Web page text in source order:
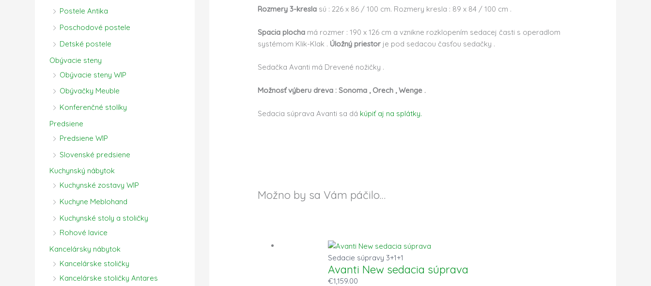
Postele Antika
Poschodové postele
Detské postele
Obývacie steny
Obývacie steny WIP
Obývačky Meuble
Konferenčné stolíky
Predsiene
Predsiene WIP
Slovenské predsiene
Kuchynský nábytok
Kuchynské zostavy WIP
Kuchyne Meblohand
Kuchynské stoly a stoličky
Rohové lavice
Kancelársky nábytok
Kancelárske stoličky
Kancelárske stoličky Antares
Rozmery 3-kresla sú : 226 x 86 / 100 cm. Rozmery kresla : 89 x 84 / 100 cm .
Spacia plocha má rozmer : 190 x 126 cm a vznikne rozklopením sedacej časti s operadlom
systémom Klik-Klak . Úložný priestor je pod sedacou časťou sedačky .
Sedačka Avanti má Drevené nožičky .
Možnosť výberu dreva : Sonoma , Orech , Wenge .
Sedacia súprava Avanti sa dá kúpiť aj na splátky.
Možno by sa Vám páčilo…
Sedacie súpravy 3+1+1
Avanti New sedacia súprava
€1,159.00